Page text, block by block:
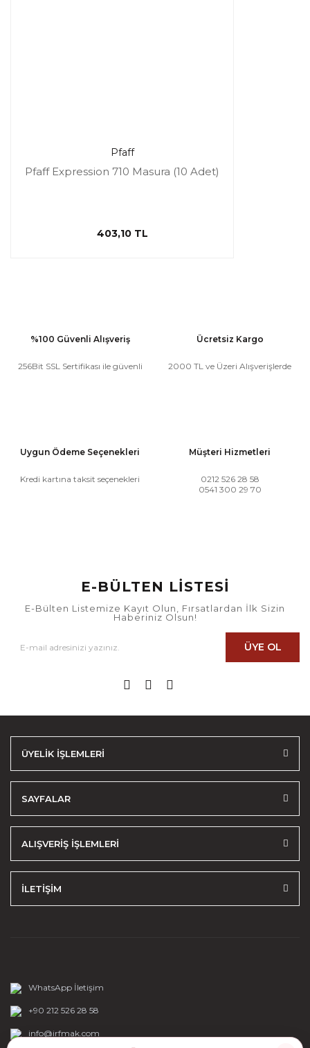
Pfaff
Pfaff Expression 710 Masura (10 Adet)
403,10 TL
%100 Güvenli Alışveriş
256Bit SSL Sertifikası ile güvenli
Ücretsiz Kargo
2000 TL ve Üzeri Alışverişlerde
Uygun Ödeme Seçenekleri
Kredi kartına taksit seçenekleri
Müşteri Hizmetleri
0212 526 28 58
0541 300 29 70
E-BÜLTEN LİSTESİ
E-Bülten Listemize Kayıt Olun, Fırsatlardan İlk Sizin
Haberiniz Olsun!
ÜYE OL
ÜYELİK İŞLEMLERİ
SAYFALAR
ALIŞVERİŞ İŞLEMLERİ
İLETİŞİM
WhatsApp İletişim
+90 212 526 28 58
info@irfmak.com